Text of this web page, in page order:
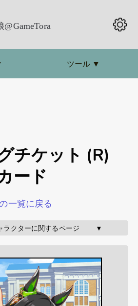
@GameTora
ツール ▼
チケット (R)
ード
一覧に戻る
ラクターに関するページ        ▼